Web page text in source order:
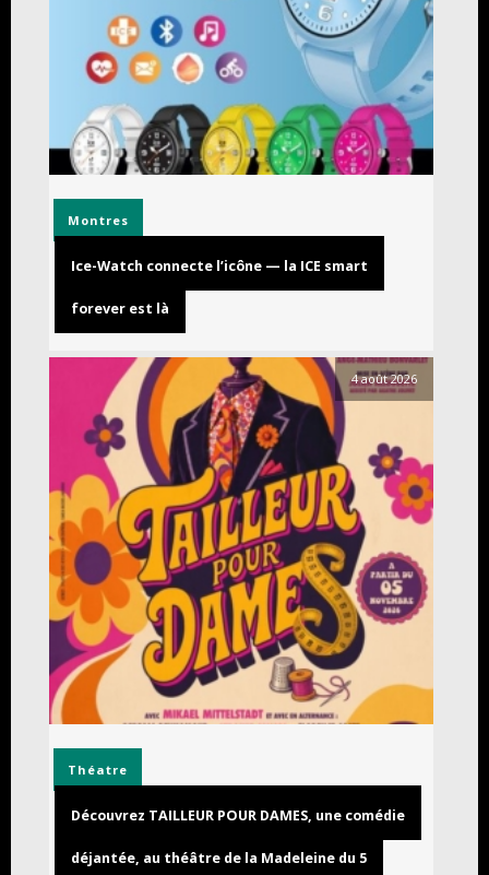
Montres
Ice-Watch connecte l’icône — la ICE smart
forever est là
4 août 2026
Théatre
Découvrez TAILLEUR POUR DAMES, une comédie
déjantée, au théâtre de la Madeleine du 5